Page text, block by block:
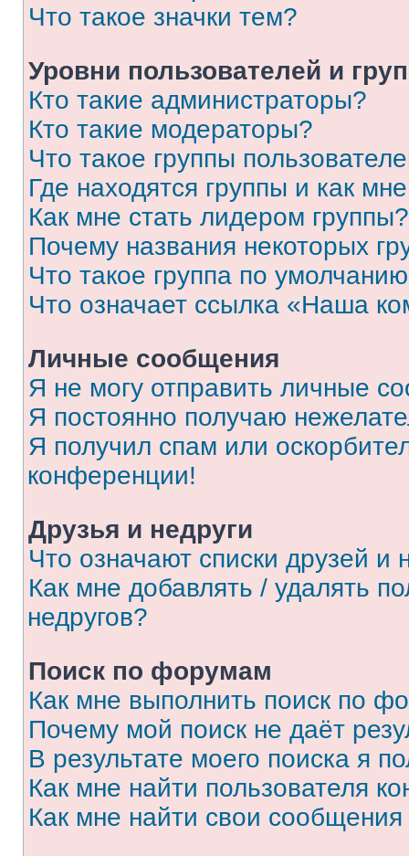
Что такое значки тем?
Уровни пользователей и
Кто такие администраторы?
Кто такие модераторы?
Что такое группы
Где находятся группы и как
Как мне стать лидером группы?
Почему названия некоторых
Что такое группа по
Что означает ссылка «Наша
Личные сообщения
Я не могу отправить личные
Я постоянно получаю
Я получил спам или
конференции!
Друзья и недруги
Что означают списки друзей и
Как мне добавлять / удалять
недругов?
Поиск по форумам
Как мне выполнить поиск по
Почему мой поиск не даёт
В результате моего поиска я
Как мне найти пользователя
Как мне найти свои